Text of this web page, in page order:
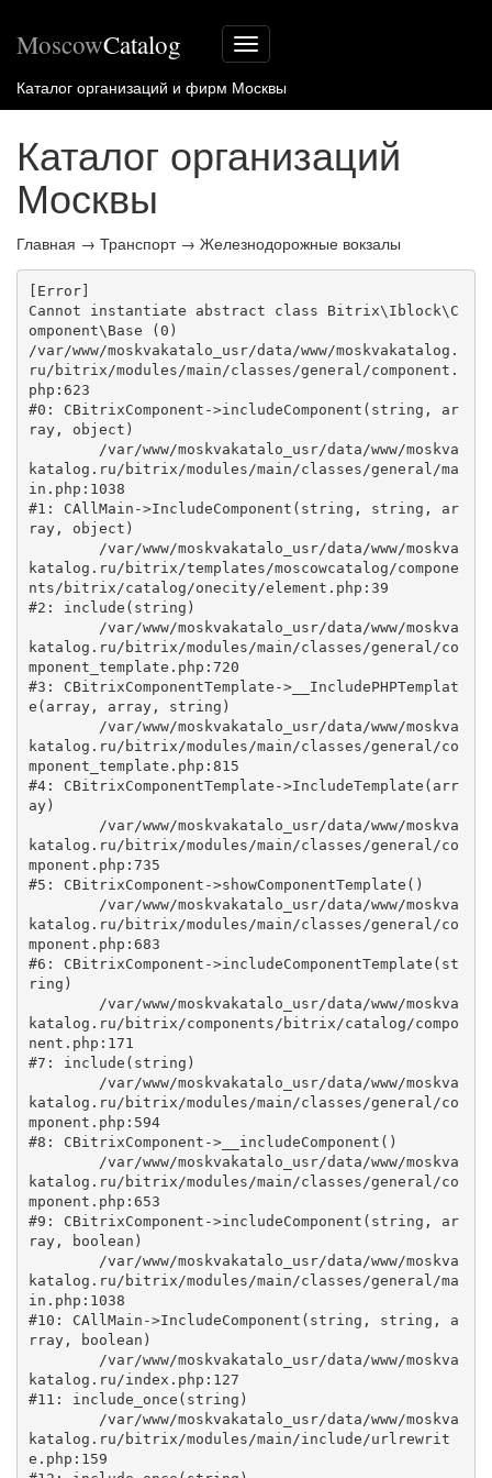
Меню
сайта
MoscowCatalog
Каталог организаций и фирм Москвы
Каталог организаций
Москвы
Главная → Транспорт→ Железнодорожные вокзалы
[Error]
Cannot instantiate abstract class Bitrix\Iblock\C
omponent\Base (0)
/var/www/moskvakatalo_usr/data/www/moskvakatalog.
ru/bitrix/modules/main/classes/general/component.
php:623
#0: CBitrixComponent->includeComponent(string, ar
ray, object)
katalog.ru/bitrix/modules/main/classes/general/ma
in.php:1038
#1: CAllMain->IncludeComponent(string, string, ar
ray, object)
katalog.ru/bitrix/templates/moscowcatalog/compone
nts/bitrix/catalog/onecity/element.php:39
#2: include(string)
katalog.ru/bitrix/modules/main/classes/general/co
mponent_template.php:720
#3: CBitrixComponentTemplate->__IncludePHPTemplat
e(array, array, string)
katalog.ru/bitrix/modules/main/classes/general/co
mponent_template.php:815
#4: CBitrixComponentTemplate->IncludeTemplate(arr
ay)
katalog.ru/bitrix/modules/main/classes/general/co
mponent.php:735
#5: CBitrixComponent->showComponentTemplate()
katalog.ru/bitrix/modules/main/classes/general/co
mponent.php:683
#6: CBitrixComponent->includeComponentTemplate(st
ring)
katalog.ru/bitrix/components/bitrix/catalog/compo
nent.php:171
#7: include(string)
katalog.ru/bitrix/modules/main/classes/general/co
mponent.php:594
#8: CBitrixComponent->__includeComponent()
katalog.ru/bitrix/modules/main/classes/general/co
mponent.php:653
#9: CBitrixComponent->includeComponent(string, ar
ray, boolean)
katalog.ru/bitrix/modules/main/classes/general/ma
in.php:1038
#10: CAllMain->IncludeComponent(string, string, a
rray, boolean)
katalog.ru/index.php:127
#11: include_once(string)
katalog.ru/bitrix/modules/main/include/urlrewrit
e.php:159